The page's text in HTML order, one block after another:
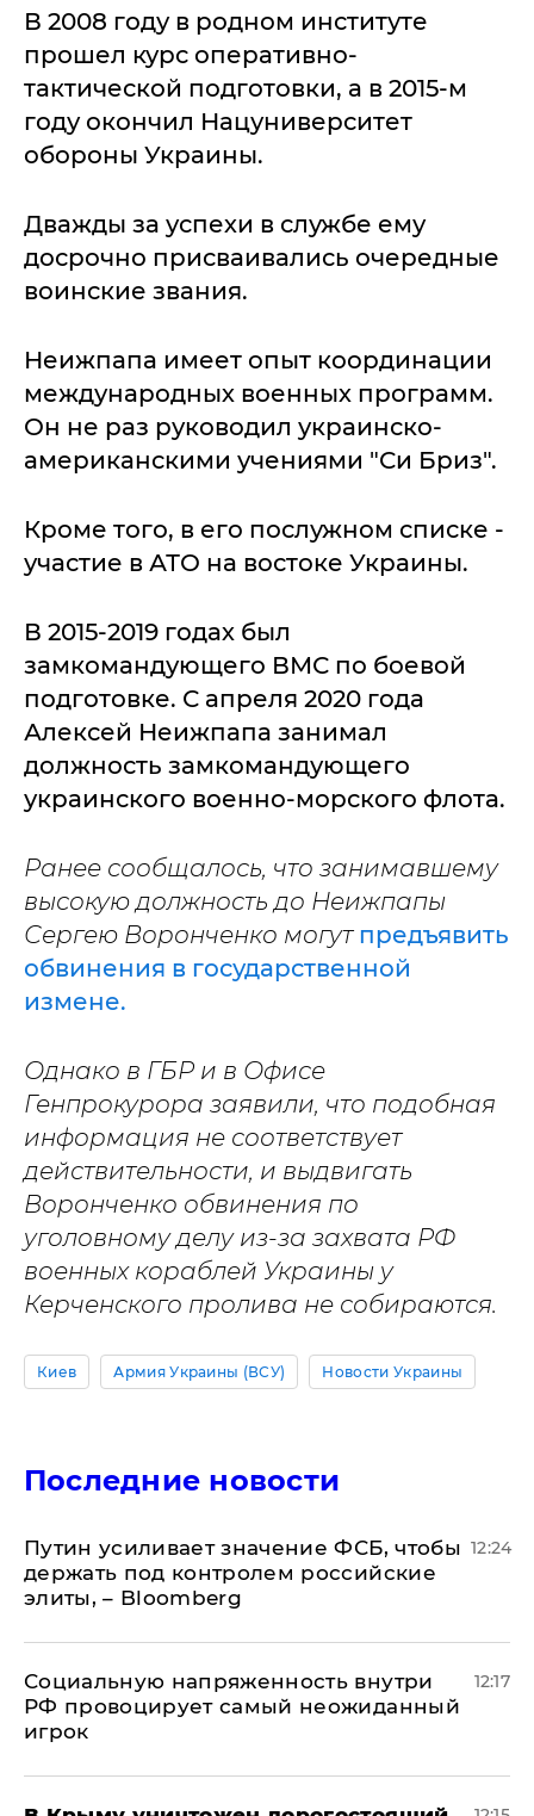
В 2008 году в родном институте
прошел курс оперативно-
тактической подготовки, а в 2015-м
году окончил Нацуниверситет
обороны Украины.
Дважды за успехи в службе ему
досрочно присваивались очередные
воинские звания.
Неижпапа имеет опыт координации
международных военных программ.
Он не раз руководил украинско-
американскими учениями "Си Бриз".
Кроме того, в его послужном списке -
участие в АТО на востоке Украины.
В 2015-2019 годах был
замкомандующего ВМС по боевой
подготовке. С апреля 2020 года
Алексей Неижпапа занимал
должность замкомандующего
украинского военно-морского флота.
Ранее сообщалось, что занимавшему
высокую должность до Неижпапы
Сергею Воронченко могут предъявить
обвинения в государственной
измене.
Однако в ГБР и в Офисе
Генпрокурора заявили, что подобная
информация не соответствует
действительности, и выдвигать
Воронченко обвинения по
уголовному делу из-за захвата РФ
военных кораблей Украины у
Керченского пролива не собираются.
Киев Армия Украины (ВСУ) Новости Украины
Последние новости
Путин усиливает значение ФСБ, чтобы
держать под контролем российские
элиты, – Bloomberg
12:24
Социальную напряженность внутри
РФ провоцирует самый неожиданный
игрок
12:17